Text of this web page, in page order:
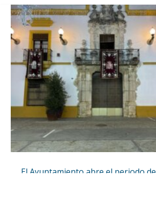
El Ayuntamiento abre el periodo de